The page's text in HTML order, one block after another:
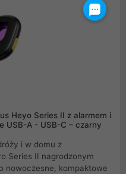
Heyo Series II z alarmem i
USB-A - USB-C – czarny
i w domu z
nowoczesne, kompaktowe